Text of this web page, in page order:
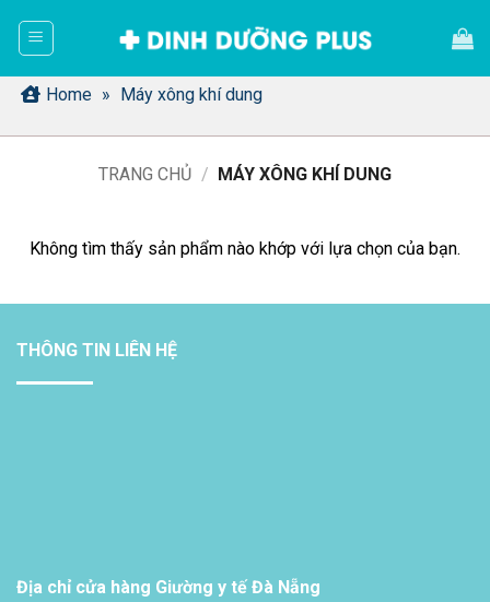
dung Home » Máy xông khí dung
TRANG CHỦ / MÁY XÔNG KHÍ DUNG
Không tìm thấy sản phẩm nào khớp với lựa chọn của bạn.
THÔNG TIN LIÊN HỆ
Địa chỉ cửa hàng Giường y tế Đà Nẵng